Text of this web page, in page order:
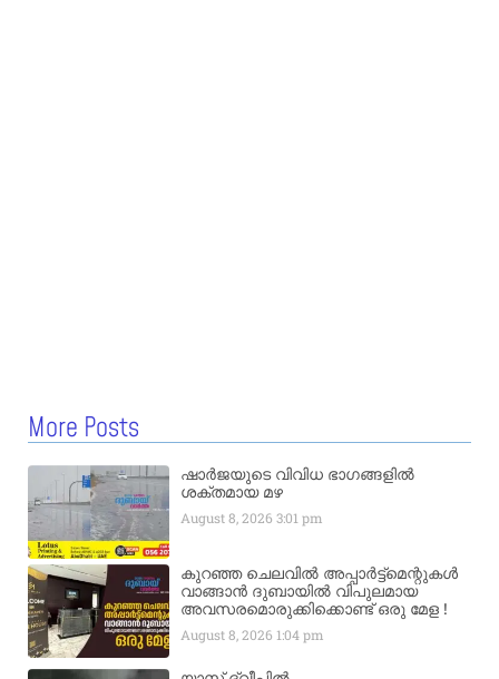
More Posts
ഷാർജയുടെ വിവിധ ഭാഗങ്ങളിൽ
ശക്തമായ മഴ
August 8, 20263:01 pm
കുറഞ്ഞ ചെലവിൽ അപ്പാർട്ട്മെന്റുകൾ
വാങ്ങാൻ ദുബായിൽ വിപുലമായ
അവസരമൊരുക്കിക്കൊണ്ട് ഒരു മേള !
August 8, 2026 1:04 pm